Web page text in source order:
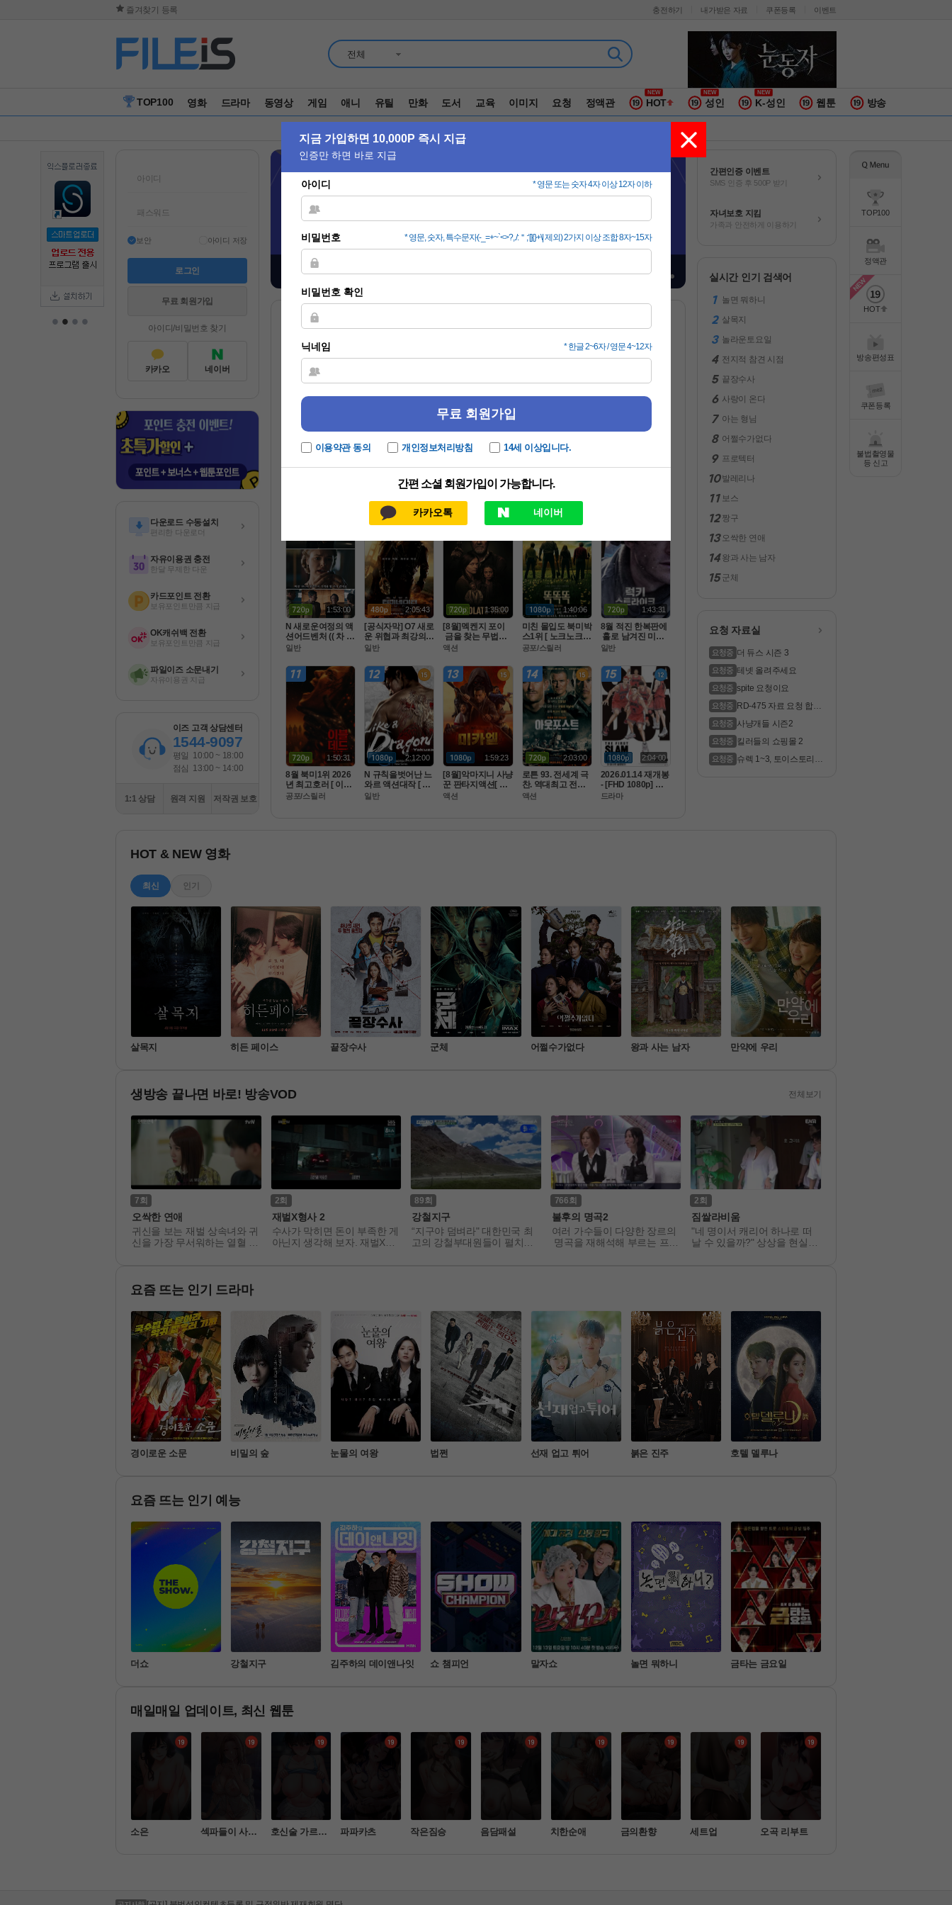
즐겨찾기 등록 충전하기 내가받은 자료 쿠폰등록 이벤트
• •• •
TOP100
정액관
HOT
방송편성표
쿠폰등록
불법촬영물
등 신고
전체
TOP100 영화 드라마 동영상 게임 애니 유틸 만화 도서 교육 이미지 요청 정액관 HOT 성인 K-성인 웹툰 방송
보안 아이디 저장
무료 회원가입
아이디/비밀번호 찾기
카카오 네이버
다운로드 수동설치
편리한 다운로더
자유이용권 충전
한달 무제한 다운
카드포인트 전환
보유포인트만큼 지급
OK캐쉬백 전환
보유포인트만큼 지급
파일이즈 소문내기
자유이용권 지급
이즈 고객 상담센터
1544-9097
평일
10:00 ~ 18:00
점심 13:00 ~ 14:00
1:1 상담 원격 지원 저작권 보호
이즈 인기 TOP100
영화 드라마
[07월 초작 SF액션]
정식릴 존잼 [ 지금
퍼 원드걸 ] 1080공
식자막
SF/판타지
잭스나이더의 액션
대작 파트2 (( 레 벨
식자막
SF/판타지
[액션] 한효주X정
우성X김무열 - 2O2
인간병기 )
한국영화
1:53:00
N 새로운여정의 액
션어드벤처 (( 차 원
침 략 )) 공식자막
일반
2:05:43
[공식자막] O7 새로
운 위협과 최강의
미션 마ㅈI막전쟁.
일반
1:35:00
[8월]멕켄지 포이
금을 찾는 무법자
[아일레이트 시프]
액션
1:40:06
미친 몰입도 북미박
스1위 [ 노크노크 ]
초고화질 FHD. 공
공포/스릴러
1:43:31
8월 적진 한복판에
홀로 남겨진 미군
병사 [ 럭키스트라
벽자막
일반
1:50:31
8월 북미1위 2026
년 최고호러 [ 이블
데드번 ] 1080p 5.1
공포/스릴러
2:12:00
N 규칙을벗어난 느
와르 액션대작 [ 비
정 한 시 대 ] 고화
일반
1:59:23
[8월]악마지니 사냥
꾼 판타지액션[ 미
카엘 두 차원의 헌
액션
2:03:00
로튼 93. 전세계 극
찬. 역대최고 전투-
123분 동안 나는
액션
2:04:00
2026.01.14 재개봉
- [FHD 1080p] 더
퍼스트 슬램덩크
드라마
간편인증 이벤트
SMS 인증 후 500P 받기
자녀보호 지킴
가족과 안전하게 이용하기
실시간 인기 검색어
놀면 뭐하니
살목지
놀라운토요일
전지적 참견 시점
끝장수사
사랑이 온다
아는 형님
어쩔수가없다
프로텍터
발레리나
보스
짱구
오싹한 연애
왕과 사는 남자
군체
요청 자료실
더 듀스 시즌 3
테넷 올려주세요
spite 요청이요
RD-475 자료 요청 합니
사냥개들 시즌2
킬러들의 쇼핑몰 2
슈렉 1~3, 토이스토리 1
HOT & NEW 영화
최신 인기
살목지 히든 페이스 끝장수사 군체 어쩔수가없다 왕과 사는 남자 만약에 우리
생방송 끝나면 바로! 방송VOD 전체보기
7
오싹한 연애
귀신을 보는 재벌 상속녀와 귀
신을 가장 무서워하는 열혈 검
2
재벌X형사 2
수사가 막히면 돈이 부족한 게
아닌지 생각해 보자. 재벌X형
89
강철지구
“지구야 덤벼라" 대한민국 최
고의 강철부대원들이 펼치는
766
불후의 명곡2
여러 가수들이 다양한 장르의
명곡을 재해석해 부르는 프로
2
짐쌀라비움
"네 명이서 캐리어 하나로 떠
날 수 있을까?" 상상을 현실로
요즘 뜨는 인기 드라마
경이로운 소문 비밀의 숲 눈물의 여왕 법쩐 선재 업고 튀어 붉은 진주 호텔 델루나
요즘 뜨는 인기 예능
더쇼 강철지구 김주하의 데이앤나잇 쇼 챔피언 말자쇼 놀면 뭐하니 금타는 금요일
매일매일 업데이트, 최신 웹툰
소은
섹파들이 사실
호신술 가르쳐
파파카츠 작은짐승 음담패설 치한순애 금의환향 세트업 오곡 리부트